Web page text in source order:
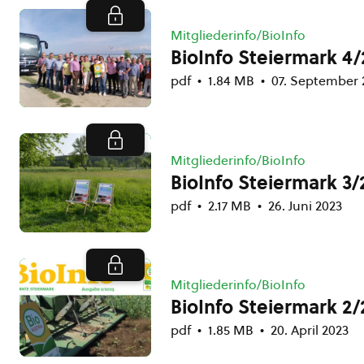
Mitgliederinfo/BioInfo
BioInfo Steiermark 4/
pdf 1.84 MB 07. September
Mitgliederinfo/BioInfo
BioInfo Steiermark 3/
pdf 2.17 MB 26. Juni 2023
Mitgliederinfo/BioInfo
BioInfo Steiermark 2/
pdf 1.85 MB 20. April 2023